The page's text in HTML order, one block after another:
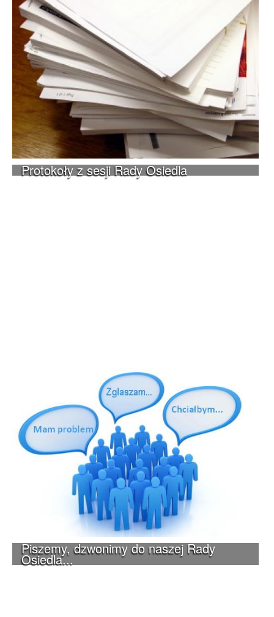
Protokoły z sesji Rady Osiedla
Piszemy, dzwonimy do naszej Rady
Osiedla...